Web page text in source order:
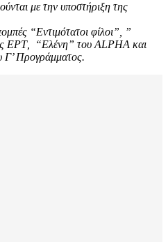
με την υποστήριξη της
“Εντιμότατοι φίλοι”, ”
ΕΡΤ, “Ελένη” του ALPHA και
Γ’ Προγράμματος.